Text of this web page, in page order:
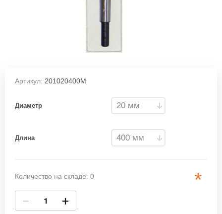
Артикул: 201020400М
Диаметр
Длина
Количество на складе: 0 *
− +